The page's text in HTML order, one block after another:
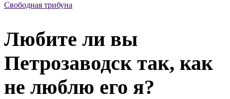
Свободная трибуна
Любите ли вы
Петрозаводск так, как
не люблю его я?